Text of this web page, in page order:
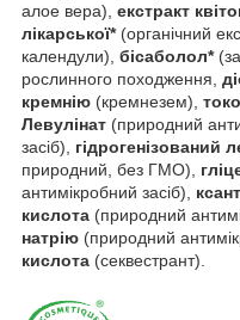
алое вера), екстракт
лікарської*(органічний
календули), бісаболол*
рослинного походження,
кремнію (кремнезем),
Левулінат (природний
засіб), гідрогенізований
природний, без ГМО),
антимікробний засіб),
кислота (природний
натрію (природний
кислота (секвестрант).